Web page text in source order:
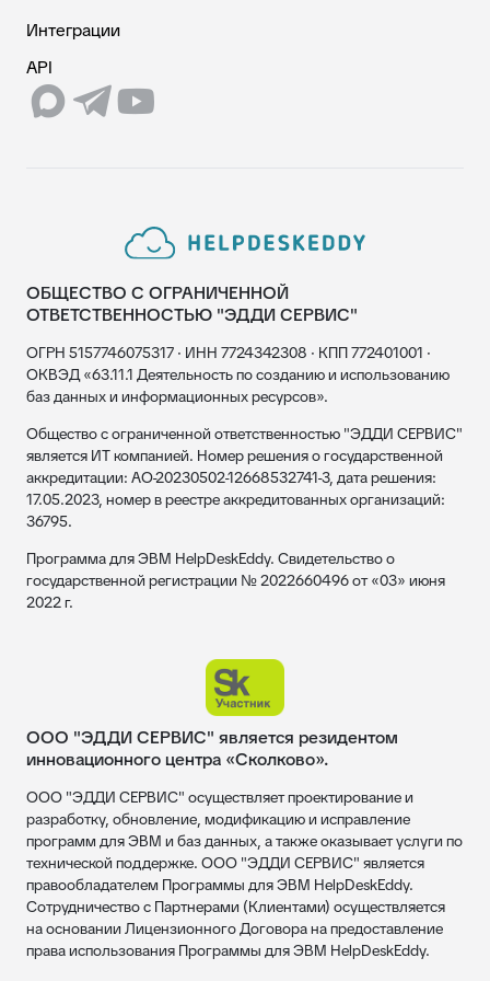
Интеграции
API
ОБЩЕСТВО С ОГРАНИЧЕННОЙ
ОТВЕТСТВЕННОСТЬЮ "ЭДДИ СЕРВИС"
ОГРН 5157746075317 · ИНН 7724342308 · КПП 772401001 ·
ОКВЭД «63.11.1 Деятельность по созданию и использованию
баз данных и информационных ресурсов».
Общество с ограниченной ответственностью "ЭДДИ СЕРВИС"
является ИТ компанией. Номер решения о государственной
аккредитации: АО-20230502-12668532741-3, дата решения:
17.05.2023, номер в реестре аккредитованных организаций:
36795.
Программа для ЭВМ HelpDeskEddy. Свидетельство о
государственной регистрации № 2022660496 от «03» июня
2022 г.
ООО "ЭДДИ СЕРВИС" является резидентом
инновационного центра «Сколково».
ООО "ЭДДИ СЕРВИС" осуществляет проектирование и
разработку, обновление, модификацию и исправление
программ для ЭВМ и баз данных, а также оказывает услуги по
технической поддержке. ООО "ЭДДИ СЕРВИС" является
правообладателем Программы для ЭВМ HelpDeskEddy.
Сотрудничество с Партнерами (Клиентами) осуществляется
на основании Лицензионного Договора на предоставление
права использования Программы для ЭВМ HelpDeskEddy.